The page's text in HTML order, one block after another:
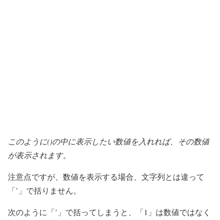
このように()の中に表示したい数値を入れれば、その数値
が表示されます。
注意点ですが、数値を表示する場合、文字列とは違って
「’」で括りません。
次のように「’」で括ってしまうと、「1」は数値ではなく